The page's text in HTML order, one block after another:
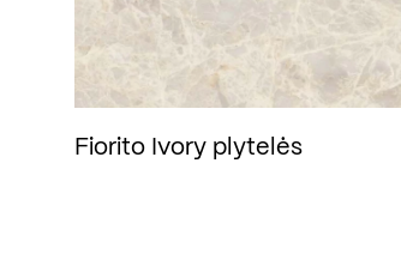
Fiorito Ivory plytelės